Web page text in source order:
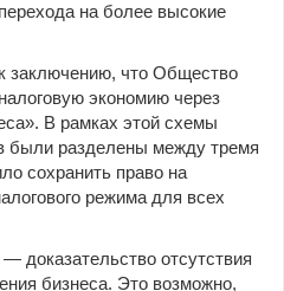
на более высокие
заключению, что Общество
экономию через
В рамках этой схемы
были разделены между тремя
сохранить право на
режима для всех
доказательство отсутствия
бизнеса. Это возможно,